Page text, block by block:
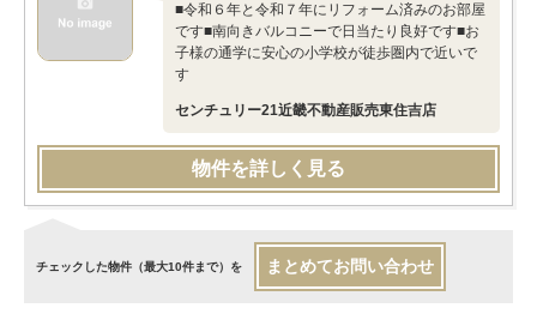
■令和６年と令和７年にリフォーム済みのお部屋
です■南向きバルコニーで日当たり良好です■お
子様の通学に安心の小学校が徒歩圏内で近いで
す
センチュリー21近畿不動産販売東住吉店
物件を詳しく見る
チェックした物件（最大10件まで）を まとめてお問い合わせ